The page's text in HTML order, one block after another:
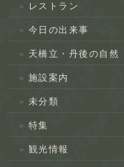
レストラン
今日の出来事
天橋立・丹後の自然
施設案内
未分類
特集
観光情報